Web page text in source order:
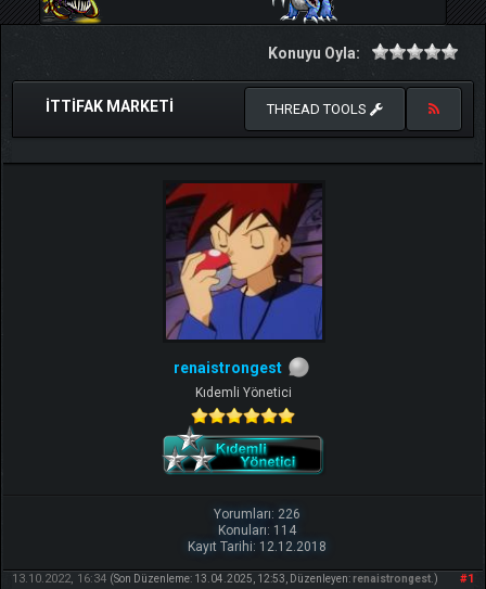
Konuyu Oyla:
ITTIFAK MARKETI THREAD TOOLS
renaistrongest
Kıdemli Yönetici
Yorumları: 226
Konuları: 114
Kayıt Tarihi: 12.12.2018
#1
13.10.2022, 16:34 (Son Düzenleme: 13.04.2025, 12:53, Düzenleyen:renaistrongest.)